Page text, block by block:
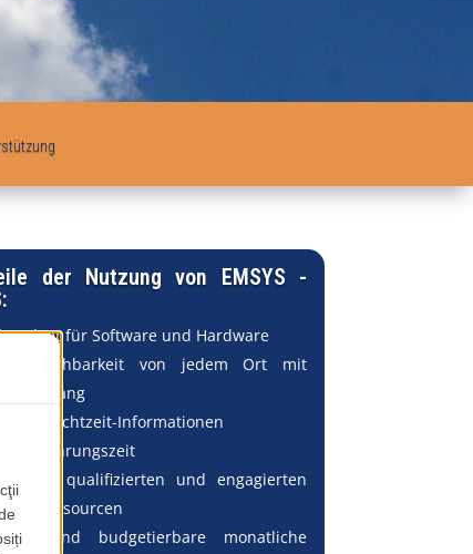
der Nutzung von EMSYS -
Budget für Software und Hardware
Erreichbarkeit von jedem Ort mit
zu Echtzeit-Informationen
Einführungszeit
zu qualifizierten und engagierten
Ressourcen
und budgetierbare monatliche